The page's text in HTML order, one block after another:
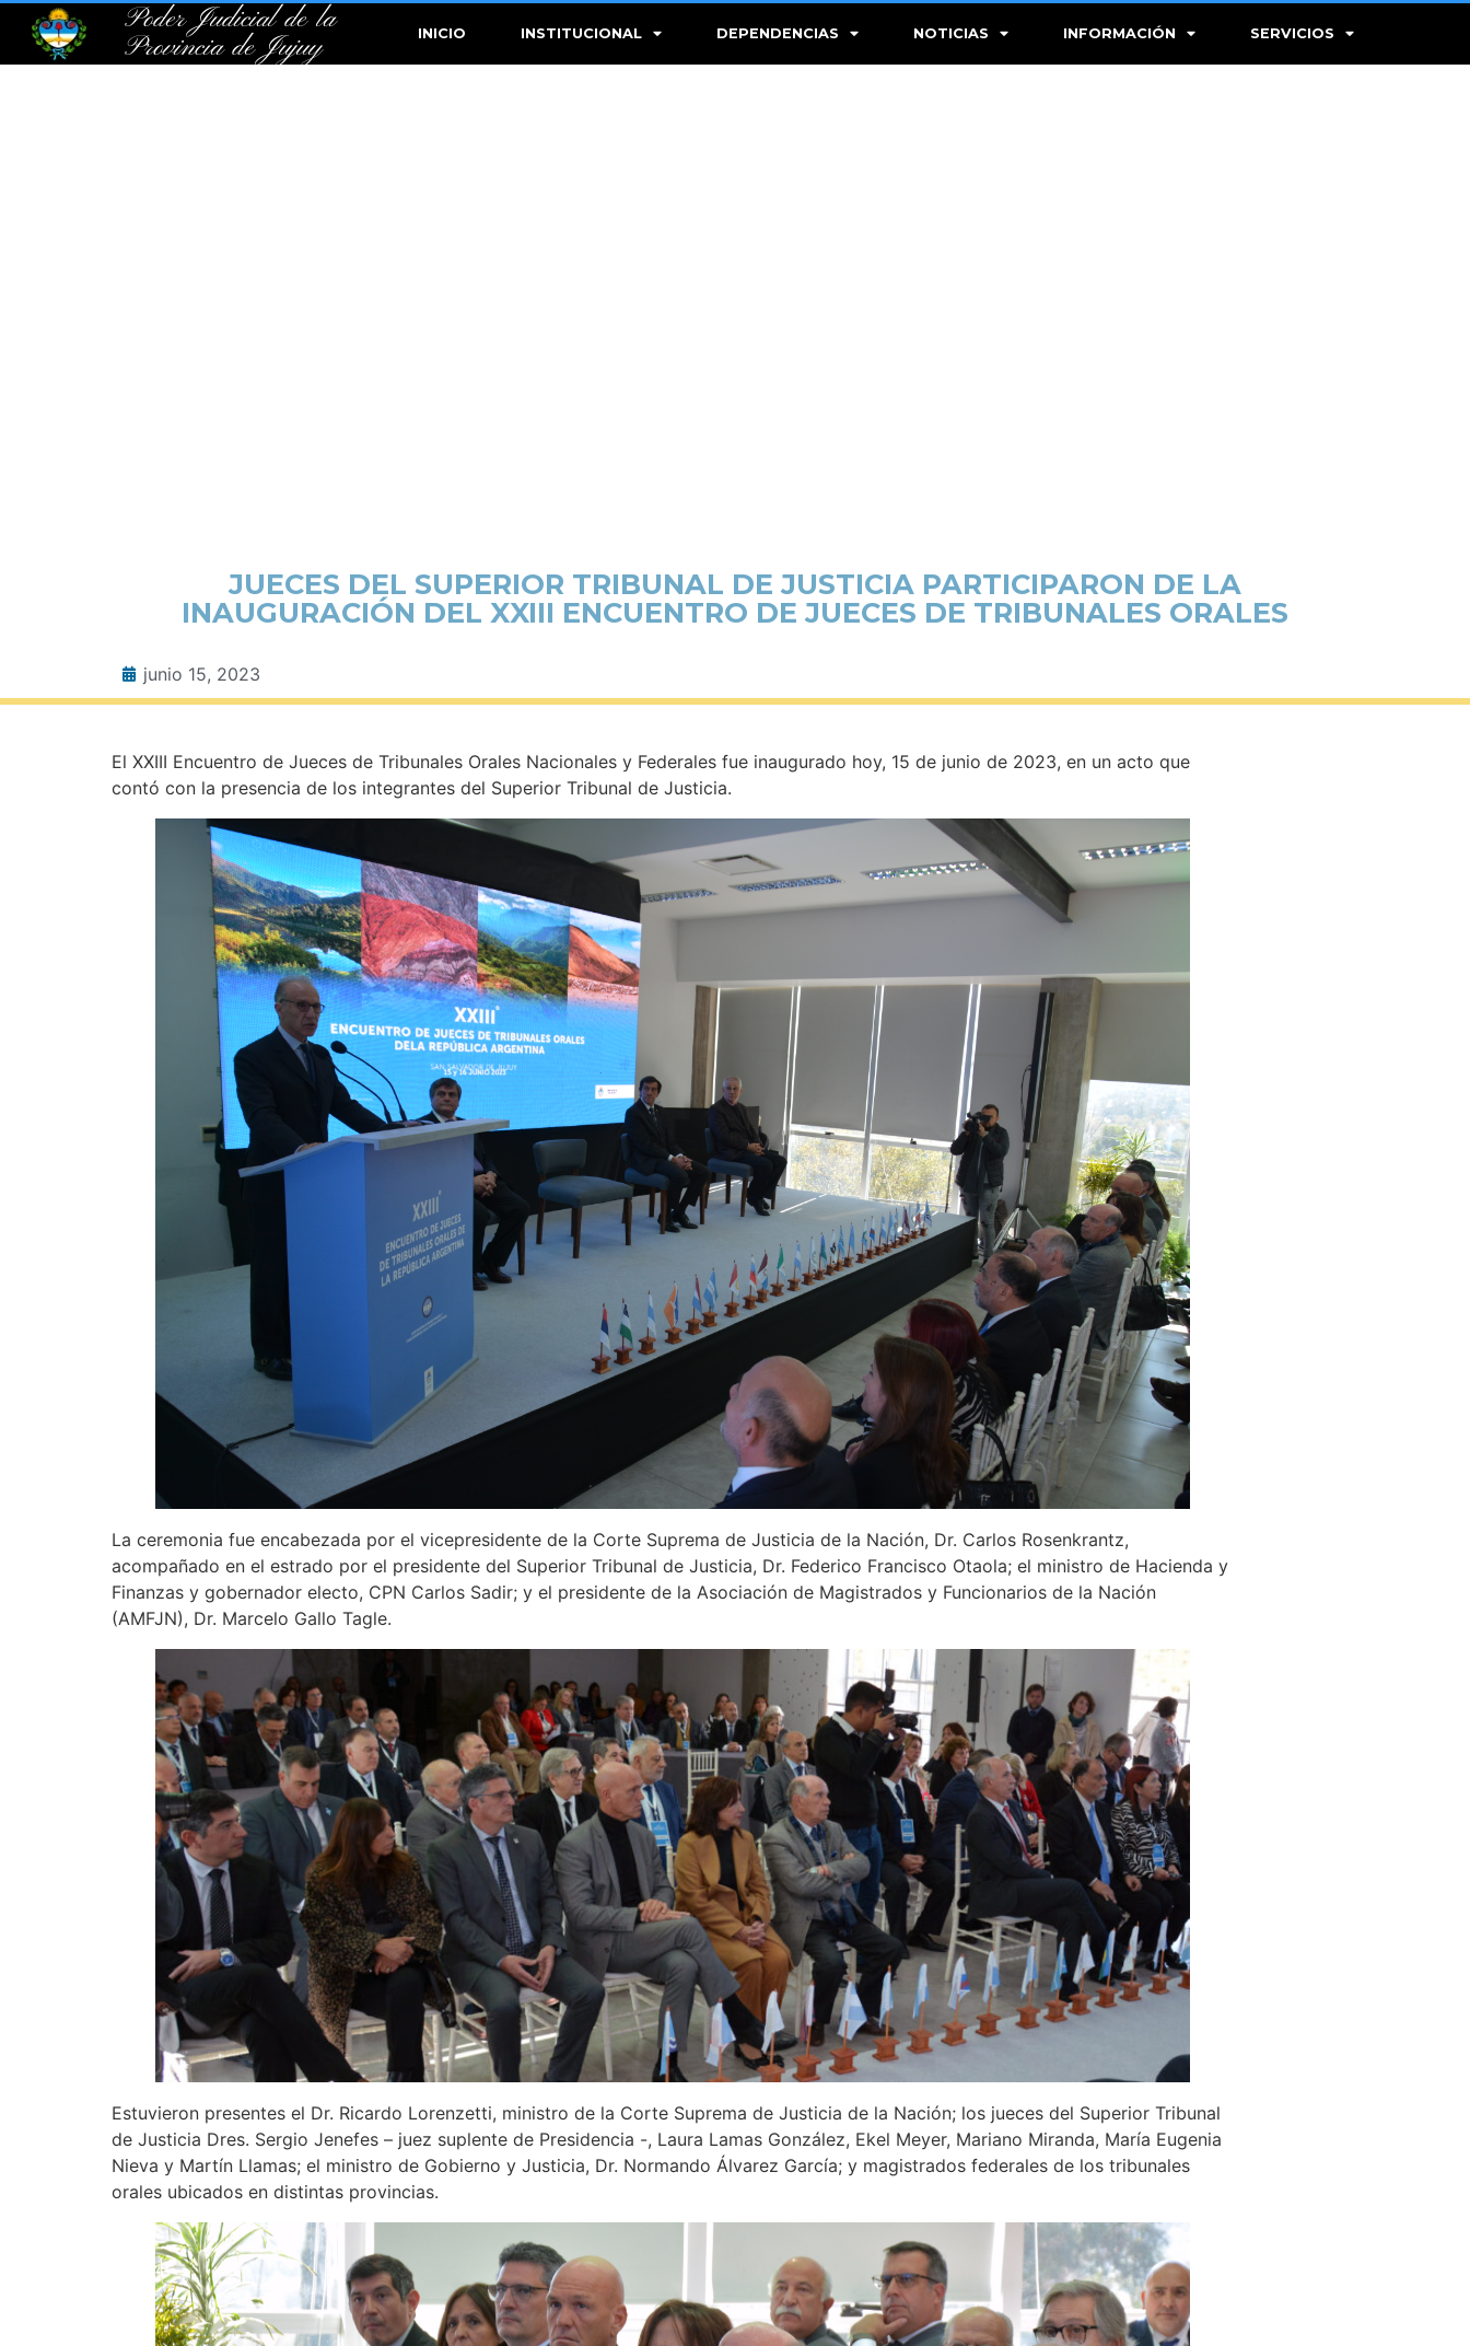
Poder Judicial de la
Provincia de Jujuy
INICIO INSTITUCIONAL DEPENDENCIAS NOTICIAS INFORMACIÓN SERVICIOS
JUECES DEL SUPERIOR TRIBUNAL DE JUSTICIA PARTICIPARON DE LA
INAUGURACIÓN DEL XXIII ENCUENTRO DE JUECES DE TRIBUNALES ORALES
junio 15, 2023
El XXIII Encuentro de Jueces de Tribunales Orales Nacionales y Federales fue inaugurado hoy, 15 de junio de 2023, en un acto que
contó con la presencia de los integrantes del Superior Tribunal de Justicia.
La ceremonia fue encabezada por el vicepresidente de la Corte Suprema de Justicia de la Nación, Dr. Carlos Rosenkrantz,
acompañado en el estrado por el presidente del Superior Tribunal de Justicia, Dr. Federico Francisco Otaola; el ministro de Hacienda y
Finanzas y gobernador electo, CPN Carlos Sadir; y el presidente de la Asociación de Magistrados y Funcionarios de la Nación
(AMFJN), Dr. Marcelo Gallo Tagle.
Estuvieron presentes el Dr. Ricardo Lorenzetti, ministro de la Corte Suprema de Justicia de la Nación; los jueces del Superior Tribunal
de Justicia Dres. Sergio Jenefes – juez suplente de Presidencia -, Laura Lamas González, Ekel Meyer, Mariano Miranda, María Eugenia
Nieva y Martín Llamas; el ministro de Gobierno y Justicia, Dr. Normando Álvarez García; y magistrados federales de los tribunales
orales ubicados en distintas provincias.